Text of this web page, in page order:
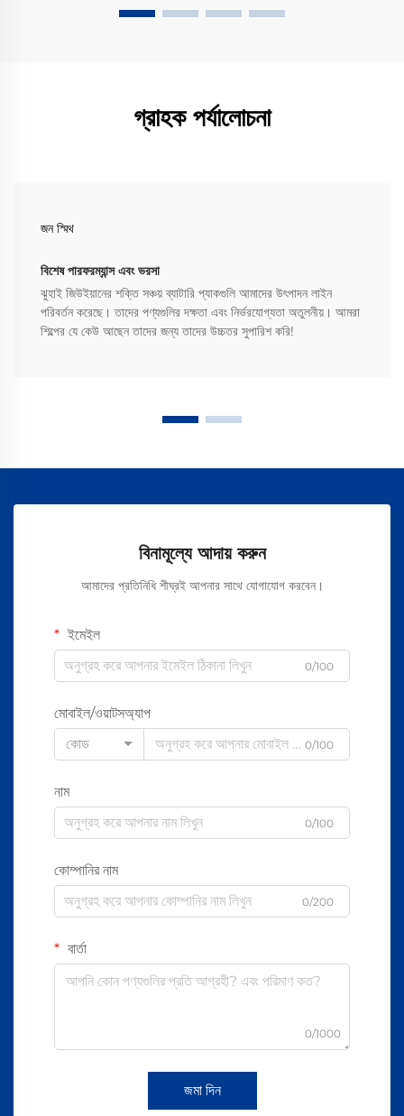
গ্রাহক পর্যালোচনা
জন স্মিথ
বিশেষ পারফরম্যান্স এবং ভরসা
ঝুহাই জিউইয়ানের শক্তি সঞ্চয় ব্যাটারি প্যাকগুলি আমাদের উৎপাদন লাইন
পরিবর্তন করেছে। তাদের পণ্যগুলির দক্ষতা এবং নির্ভরযোগ্যতা অতুলনীয়। আমরা
শিল্পের যে কেউ আছেন তাদের জন্য তাদের উচ্চতর সুপারিশ করি!
বিনামূল্যে আদায় করুন
আমাদের প্রতিনিধি শীঘ্রই আপনার সাথে যোগাযোগ করবেন।
ইমেইল
0/100
মোবাইল/ওয়াটসঅ্যাপ
কোড
0/100
নাম
0/100
কোম্পানির নাম
0/200
বার্তা
0/1000
জমা দিন